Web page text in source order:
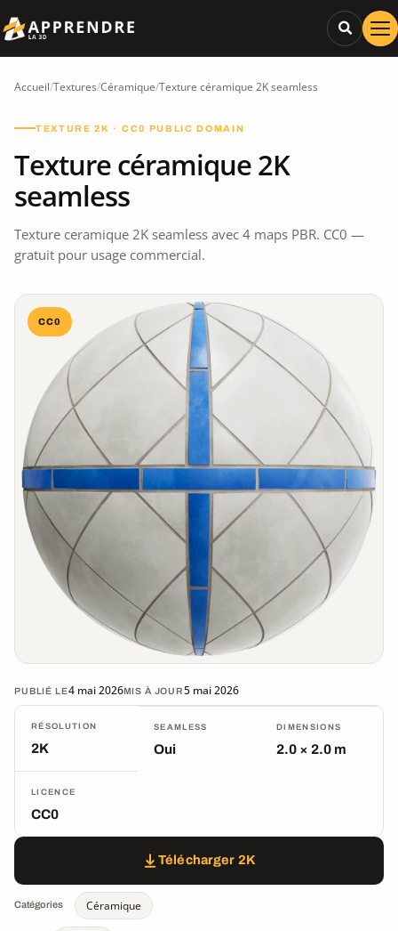
Accueil/Textures/Céramique/Texture céramique 2K seamless
TEXTURE 2K · CC0 PUBLIC DOMAIN
Texture céramique 2K
seamless
Texture ceramique 2K seamless avec 4 maps PBR. CC0 —
gratuit pour usage commercial.
CC0
PUBLIÉ LE4 mai 2026MIS À JOUR5 mai 2026
RÉSOLUTION
2K
SEAMLESS
Oui
DIMENSIONS
2.0 × 2.0 m
LICENCE
CC0
Télécharger 2K
Catégories Céramique